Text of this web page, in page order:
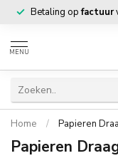
Betaling opfactuur
MENU
Home / Papieren
Papieren